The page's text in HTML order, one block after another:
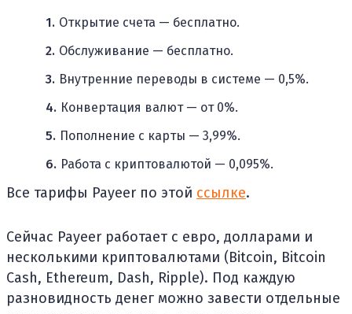
Открытие счета — бесплатно.
Обслуживание — бесплатно.
Внутренние переводы в системе — 0,5%.
Конвертация валют — от 0%.
Пополнение с карты — 3,99%.
Работа с криптовалютой — 0,095%.
Все тарифы Payeer по этой ссылке.
Сейчас Payeer работает с евро, долларами и
несколькими криптовалютами (Bitcoin, Bitcoin
Cash, Ethereum, Dash, Ripple). Под каждую
разновидность денег можно завести отдельные